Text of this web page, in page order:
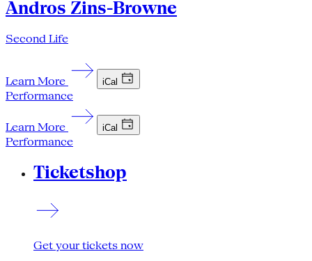
Andros Zins-Browne
Second Life
Learn More iCal
Performance
Learn More iCal
Performance
Ticketshop
Get your tickets now